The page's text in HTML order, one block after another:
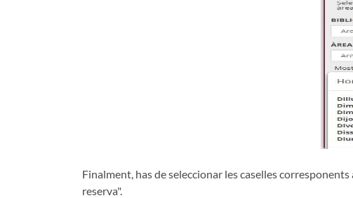
Finalment, has de seleccionar les caselles
reserva".